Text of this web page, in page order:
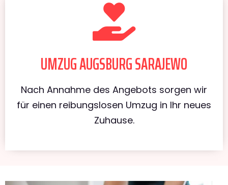
UMZUG AUGSBURG SARAJEWO
Nach Annahme des Angebots sorgen wir
für einen reibungslosen Umzug in Ihr neues
Zuhause.